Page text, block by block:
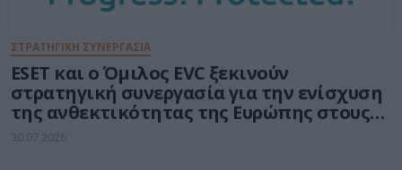
ΣΤΡΑΤΗΓΙΚΗ ΣΥΝΕΡΓΑΣΙΑ
ESET και ο Όμιλος EVC ξεκινούν
στρατηγική συνεργασία για την ενίσχυση
της ανθεκτικότητας της Ευρώπης στους
τομείς κυβερνοασφάλειας και ενέργειας
30.07.2026